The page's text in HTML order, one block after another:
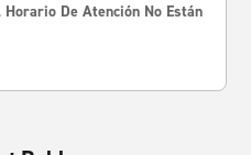
De Atención No Están